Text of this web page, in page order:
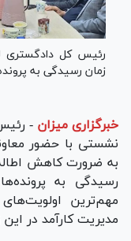
رئیس کل دادگستری
زمان رسیدگی به
خبرگزاری میزان -
نشستی با حضور
به ضرورت کاهش
رسیدگی به
مهم‌ترین
مدیریت کارآمد در این